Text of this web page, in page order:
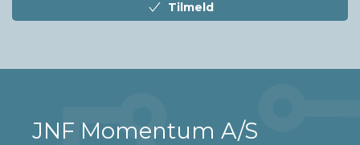
Tilmeld
JNF Momentum A/S